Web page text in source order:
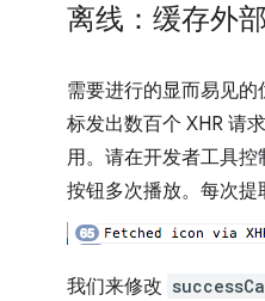
离线：缓存外
需要进行的显而易见
标发出数百个 XHR 请
用。请在开发者工具控
按钮多次播放。每次提
我们来修改